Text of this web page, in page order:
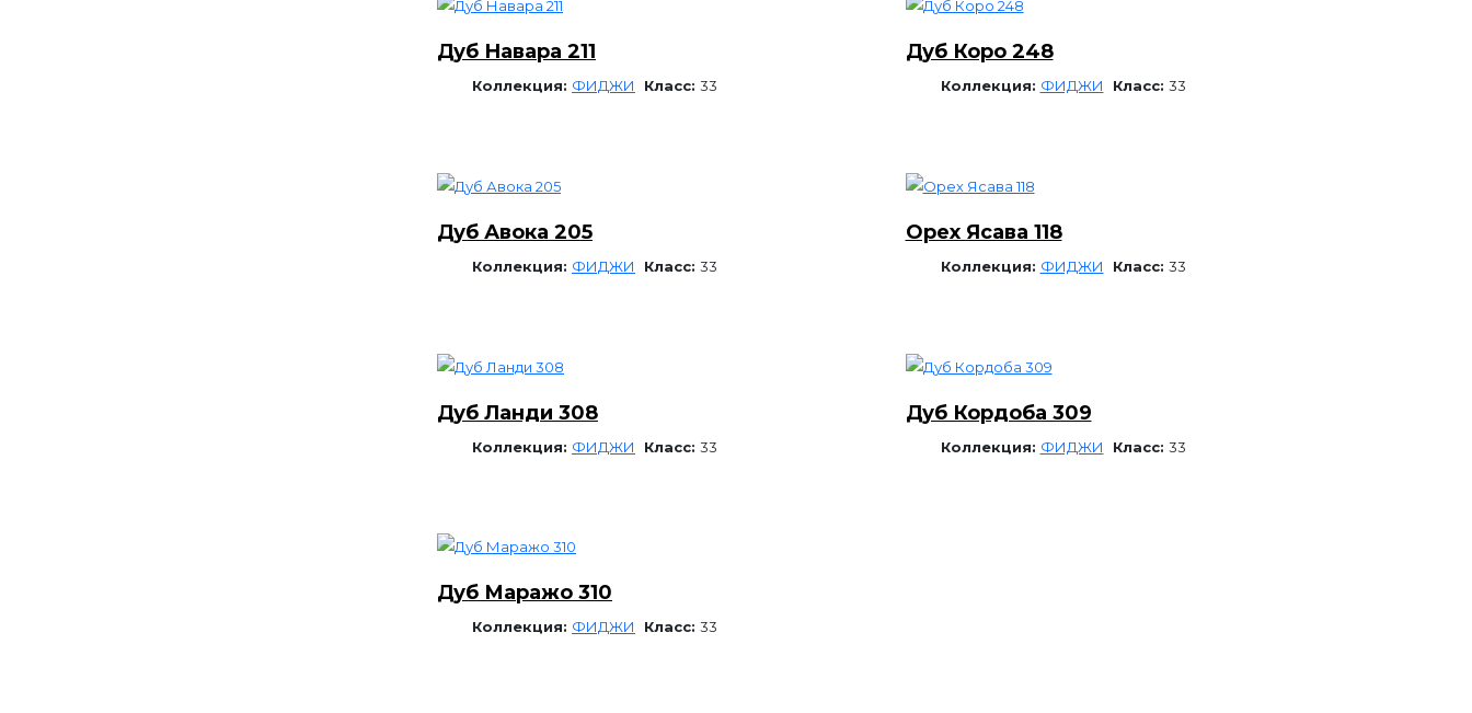
Дуб Навара 211
Коллекция: ФИДЖИ Класс: 33
Дуб Коро 248
Коллекция: ФИДЖИ Класс: 33
Дуб Авока 205
Коллекция: ФИДЖИ Класс: 33
Орех Ясава 118
Коллекция: ФИДЖИ Класс: 33
Дуб Ланди 308
Коллекция: ФИДЖИ Класс: 33
Дуб Кордоба 309
Коллекция: ФИДЖИ Класс: 33
Дуб Маражо 310
Коллекция: ФИДЖИ Класс: 33